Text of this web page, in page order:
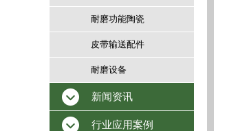
耐磨功能陶瓷
皮带输送配件
耐磨设备
新闻资讯
行业应用案例